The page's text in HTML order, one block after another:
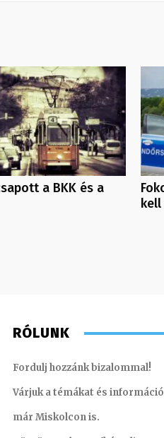
a BKK és a
RÓLUNK
Fordulj hozzánk bizalommal!
Várjuk a témákat és
már Miskolcon is.